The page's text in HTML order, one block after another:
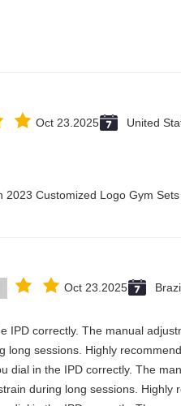
United
Oct 23.2025
2023 Customized Logo Gym Sets
Oct 23.2025
IPD correctly. The manual
sessions. Highly
dial in the IPD correctly. The
during long sessions. Highly